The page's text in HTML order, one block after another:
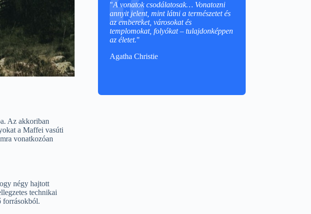
Az akkoriban
a Maffei vasúti
vonatkozóan
négy hajtott
technikai
forrásokból.
"A vonatok csodálatosak… Vonatozni
annyit jelent, mint látni a természetet és
az embereket, városokat és
templomokat, folyókat – tulajdonképpen
az életet."
Agatha Christie